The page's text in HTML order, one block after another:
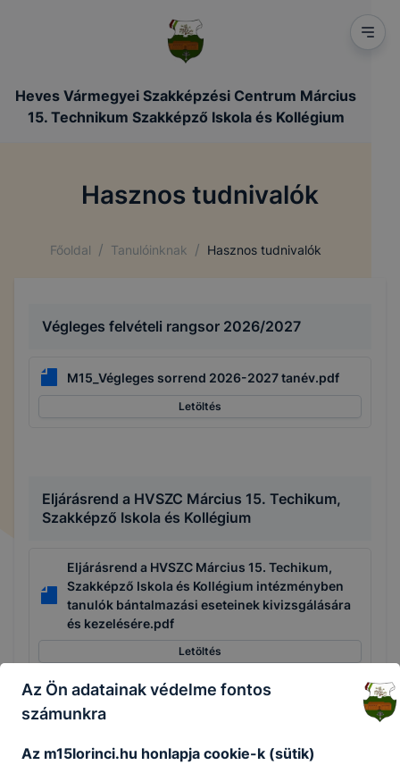
Heves Vármegyei Szakképzési Centrum Március
15. Technikum Szakképző Iskola és Kollégium
Hasznos tudnivalók
Főoldal / Tanulóinknak / Hasznos tudnivalók
Végleges felvételi rangsor 2026/2027
M15_Végleges sorrend 2026-2027 tanév.pdf
Letöltés
Eljárásrend a HVSZC Március 15. Techikum,
Szakképző Iskola és Kollégium
Eljárásrend a HVSZC Március 15. Techikum,
Szakképző Iskola és Kollégium intézményben
tanulók bántalmazási eseteinek kivizsgálására
és kezelésére.pdf
Letöltés
Az Ön adatainak védelme fontos
számunkra
Az m15lorinci.hu honlapja cookie-k (sütik)